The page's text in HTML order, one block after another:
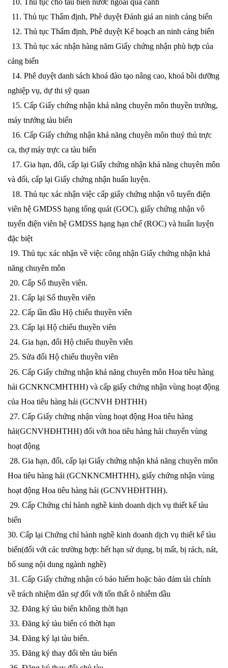
11. Thủ tục Thẩm định, Phê duyệt Đánh giá an ninh cảng biển
12. Thủ tục Thẩm định, Phê duyệt Kế hoạch an ninh cảng biển
13. Thủ tục xác nhận hàng năm Giấy chứng nhận phù hợp của
cảng biển
14. Phê duyệt danh sách khoá đào tạo nâng cao, khoá bồi dưỡng
nghiệp vụ, dự thi sỹ quan
15. Cấp Giấy chứng nhận khả năng chuyên môn thuyền trưởng,
máy trưởng tàu biển
16. Cấp Giấy chứng nhận khả năng chuyên môn thuỷ thủ trực
ca, thợ máy trực ca tàu biển
17. Gia hạn, đổi, cấp lại Giấy chứng nhận khả năng chuyên môn
và đổi, cấp lại Giấy chứng nhận huấn luyện.
18. Thủ tục xác nhận việc cấp giấy chứng nhận vô tuyến điện
viên hệ GMDSS hạng tổng quát (GOC), giấy chứng nhận vô
tuyến điện viên hệ GMDSS hạng hạn chế (ROC) và huấn luyện
đặc biệt
19. Thủ tục xác nhận về việc công nhận Giấy chứng nhận khả
năng chuyên môn
20. Cấp Sổ thuyền viên.
21. Cấp lại Sổ thuyền viên
22. Cấp lần đầu Hộ chiếu thuyền viên
23. Cấp lại Hộ chiếu thuyền viên
24. Gia hạn, đổi Hộ chiếu thuyền viên
25. Sửa đổi Hộ chiếu thuyền viên
26. Cấp Giấy chứng nhận khả năng chuyên môn Hoa tiêu hàng
hải GCNKNCMHTHH) và cấp giấy chứng nhận vùng hoạt động
của Hoa tiêu hàng hải (GCNVH ĐHTHH)
27. Cấp Giấy chứng nhận vùng hoạt động Hoa tiêu hàng
hải(GCNVHĐHTHH) đối với hoa tiêu hàng hải chuyển vùng
hoạt động
28. Gia hạn, đổi, cấp lại Giấy chứng nhận khả năng chuyên môn
Hoa tiêu hàng hải (GCNKNCMHTHH), giấy chứng nhận vùng
hoạt động Hoa tiêu hàng hải (GCNVHĐHTHH).
Cấp Chứng chỉ hành nghề kinh doanh dịch vụ thiết kế tàu
biển
Cấp lại Chứng chỉ hành nghề kinh doanh dịch vụ thiết kế tàu
biển(đối với các trường hợp: hết hạn sử dụng, bị mất, bị rách, nát,
bổ sung nội dung ngành nghề)
31. Cấp Giấy chứng nhận có bảo hiểm hoặc bảo đảm tài chính
về trách nhiệm dân sự đối với tổn thất ô nhiễm dầu
32. Đăng ký tàu biển không thời hạn
33. Đăng ký tàu biển có thời hạn
34. Đăng ký lại tàu biển.
35. Đăng ký thay đổi tên tàu biển